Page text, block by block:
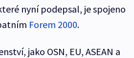
nyní podepsal, je spojeno
Forem 2000.
jako OSN, EU, ASEAN a